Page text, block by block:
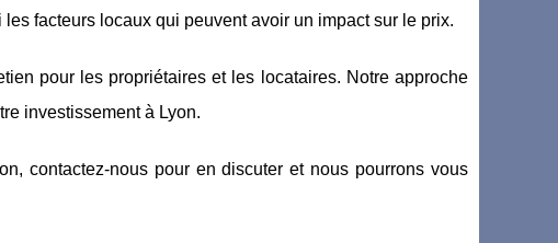
facteurs locaux qui peuvent avoir un impact sur le prix.
pour les propriétaires et les locataires. Notre approche
investissement à Lyon.
contactez-nous pour en discuter et nous pourrons vous